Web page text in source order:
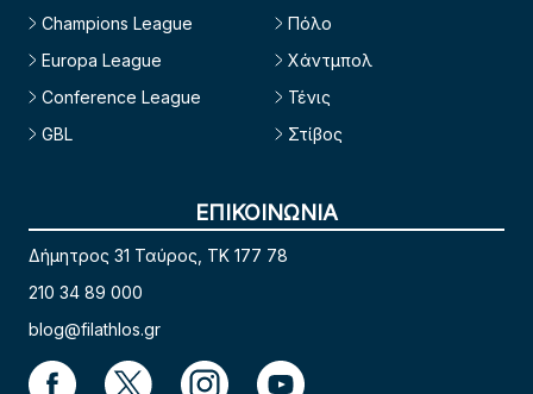
Champions League
Europa League
Conference League
GBL
Πόλο
Χάντμπολ
Τένις
Στίβος
ΕΠΙΚΟΙΝΩΝΙΑ
Δήμητρος 31 Ταύρος, TK 177 78
210 34 89 000
blog@filathlos.gr